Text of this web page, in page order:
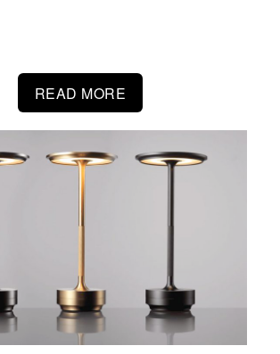
READ MORE